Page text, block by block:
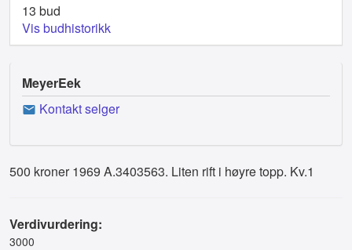
13 bud
Vis budhistorikk
MeyerEek
Kontakt selger
500 kroner 1969 A.3403563. Liten rift i høyre topp. Kv.1
Verdivurdering:
3000